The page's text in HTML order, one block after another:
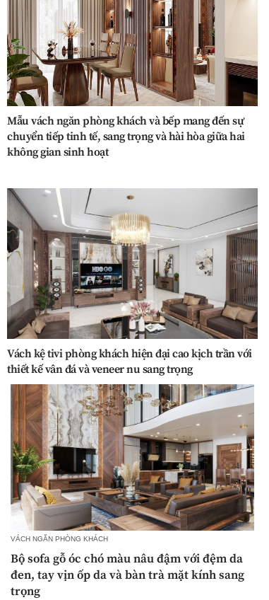
Mẫu vách ngăn phòng khách và bếp mang đến sự
chuyển tiếp tinh tế, sang trọng và hài hòa giữa hai
không gian sinh hoạt
Vách kệ tivi phòng khách hiện đại cao kịch trần với
thiết kế vân đá và veneer nu sang trọng
VÁCH NGĂN PHÒNG KHÁCH
Bộ sofa gỗ óc chó màu nâu đậm với đệm da
đen, tay vịn ốp da và bàn trà mặt kính sang
trọng